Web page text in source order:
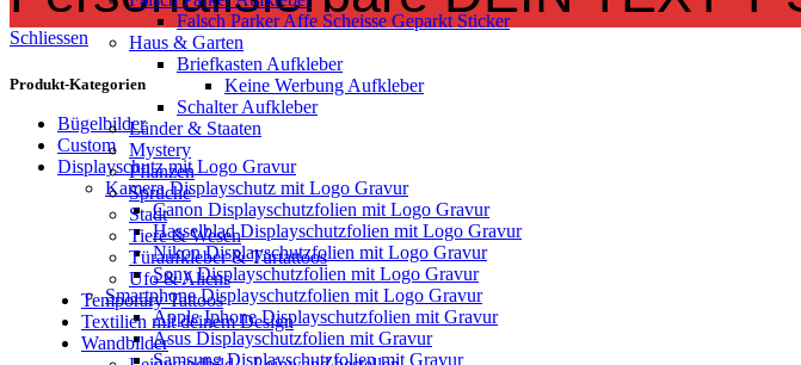
Falsch Parker Affe Scheisse Geparkt Sticker
Haus & Garten
Briefkasten Aufkleber
Keine Werbung Aufkleber
Schalter Aufkleber
Länder & Staaten
Mystery
Pflanzen
Sprüche
Stadt
Tiere & Wesen
Türaufkleber & Türtattoos
Ufo & Aliens
Temporary Tattoos
Textilien mit deinem Design
Wandbilder
Schliessen
Produkt-Kategorien
Bügelbilder
Custom
Displayschutz mit Logo Gravur
Kamera Displayschutz mit Logo Gravur
Canon Displayschutzfolien mit Logo Gravur
Hasselblad Displayschutzfolien mit Logo Gravur
Nikon Displayschutzfolien mit Logo Gravur
Sony Displayschutzfolien mit Logo Gravur
Smartphone Displayschutzfolien mit Logo Gravur
Apple Iphone Displayschutzfolien mit Gravur
Asus Displayschutzfolien mit Gravur
Samsung Displayschutzfolien mit Gravur